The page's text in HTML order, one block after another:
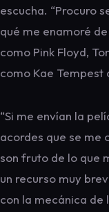
escucha. “Procuro
qué me enamoré
como Pink Floyd,
como Kae Tempest
“Si me envían la
acordes que se me
son fruto de lo que
un recurso muy
con la mecánica de